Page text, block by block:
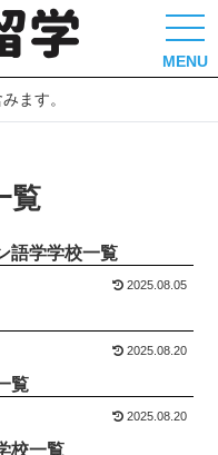
MENU
ます。
覧
語学学校一覧
2025.08.05
2025.08.20
覧
2025.08.20
校一覧